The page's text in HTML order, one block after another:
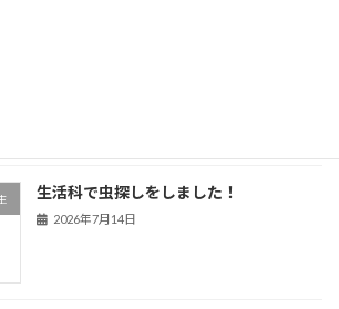
生活科で虫探しをしました！
2026年7月14日